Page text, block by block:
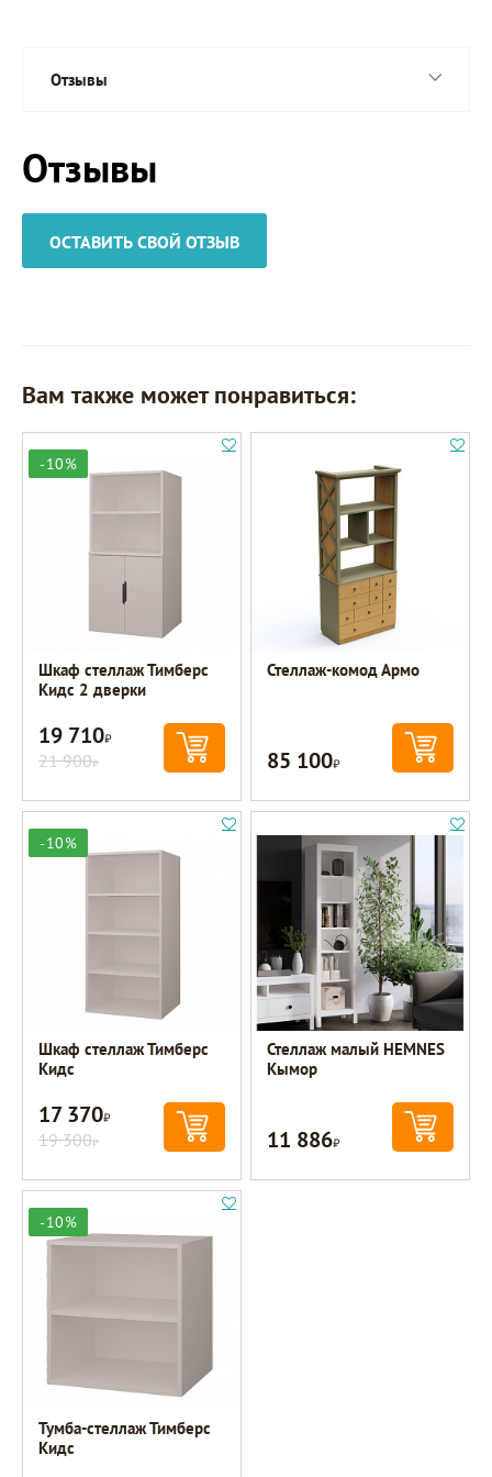
Отзывы
Отзывы
ОСТАВИТЬ СВОЙ ОТЗЫВ
Вам также может понравиться:
-10%
Шкаф стеллаж Тимберс
Кидс 2 дверки
19 710Р
21 900Р
Стеллаж-комод Армо
85 100Р
-10%
Шкаф стеллаж Тимберс
Кидс
17 370Р
19 300Р
Стеллаж малый HEMNES
Кымор
11 886Р
-10%
Тумба-стеллаж Тимберс
Кидс